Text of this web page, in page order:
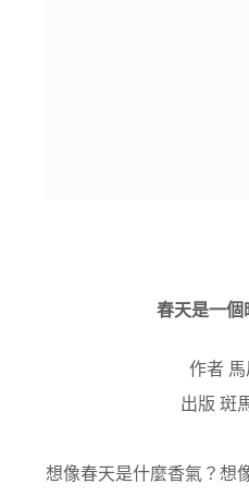
春天是一個
作者
出版 斑
想像春天是什麼香氣？想